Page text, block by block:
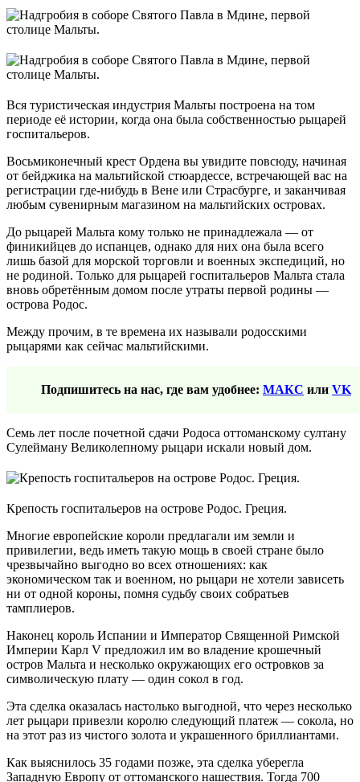
Вся туристическая индустрия Мальты построена на том
периоде её истории, когда она была собственностью рыцарей
госпитальеров.
Восьмиконечный крест Ордена вы увидите повсюду, начиная
от бейджика на мальтийской стюардессе, встречающей вас на
регистрации где-нибудь в Вене или Страсбурге, и заканчивая
любым сувенирным магазином на мальтийских островах.
До рыцарей Мальта кому только не принадлежала — от
финикийцев до испанцев, однако для них она была всего
лишь базой для морской торговли и военных экспедиций, но
не родиной. Только для рыцарей госпитальеров Мальта стала
вновь обретённым домом после утраты первой родины —
острова Родос.
Между прочим, в те времена их называли родосскими
рыцарями как сейчас мальтийскими.
Подпишитесь на нас, где вам удобнее: МАКС или VK
Семь лет после почетной сдачи Родоса оттоманскому султану
Сулейману Великолепному рыцари искали новый дом.
Крепость госпитальеров на острове Родос. Греция.
Многие европейские короли предлагали им земли и
привилегии, ведь иметь такую мощь в своей стране было
чрезвычайно выгодно во всех отношениях: как
экономическом так и военном, но рыцари не хотели зависеть
ни от одной короны, помня судьбу своих собратьев
тамплиеров.
Наконец король Испании и Император Священной Римской
Империи Карл V предложил им во владение крошечный
остров Мальта и несколько окружающих его островков за
символическую плату — один сокол в год.
Эта сделка оказалась настолько выгодной, что через несколько
лет рыцари привезли королю следующий платеж — сокола, но
на этот раз из чистого золота и украшенного бриллиантами.
Как выяснилось 35 годами позже, эта сделка уберегла
Западную Европу от оттоманского нашествия. Тогда 700